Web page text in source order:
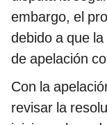
embargo, el
debido a que
de apelación
Con la
revisar la